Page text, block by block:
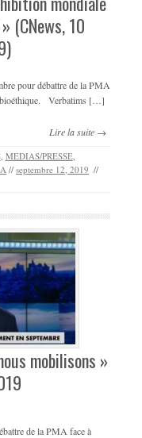
(CNews, 10
pour débattre de la PMA
bioéthique. Verbatims […]
Lire la suite →
, MEDIAS/PRESSE,
// septembre 12, 2019 //
mobilisons »
de la PMA face à